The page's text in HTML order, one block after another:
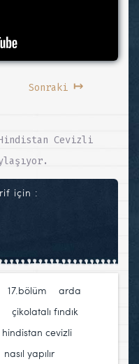
Sonraki ↦
Cevizli
için :
17.bölüm
arda
çikolatalı fındık
hindistan cevizli
nasıl yapılır